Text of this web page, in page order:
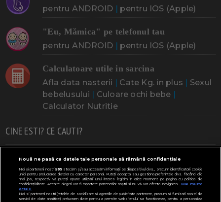
pentru ANDROID | pentru IOS (Apple)
"Eu, Mămica" pe telefonul tau
pentru ANDROID | pentru IOS (Apple)
Calculatoare utile in sarcina
Afla data nasterii | Cate Kg. in plus | Sexul
bebelusului | Culoare ochi bebe |
Calculator Nutritie
CINE ESTI? CE CAUTI?
Doresc un copil Adoptia Probleme cu sarcina
Urmeaza sa nasc Probleme alaptare Bebe plange
Bebe febra Cresa, Gradinta
Nouă ne pasă ca datele tale personale să rămână confidențiale
Noi și partenerii noștri589stocăm și/sau accesăm informații pe dispozitivul dvs., precum identificatorii cookie
unici pentru prelucrarea datelor cu caracter personal. Puteți accepta sau gestiona preferințele dvs. făcând clic
mai jos, respectiv vă puteți opune utilizării unui interes legitim în orice moment pe pagina cu politica de
confidențialitate. Aceste alegeri vor fi raportate partenerilor noștri și nu vă vor afecta navigarea.
Mai multe
detalii
Noi si partenerii nostri (retelele de socializare si agentiile de publicitate partenere, precum si furnizorii nostri de
servicii de date analitice) prelucram date pentru a permite website-ului sa functioneze, pentru a personaliza